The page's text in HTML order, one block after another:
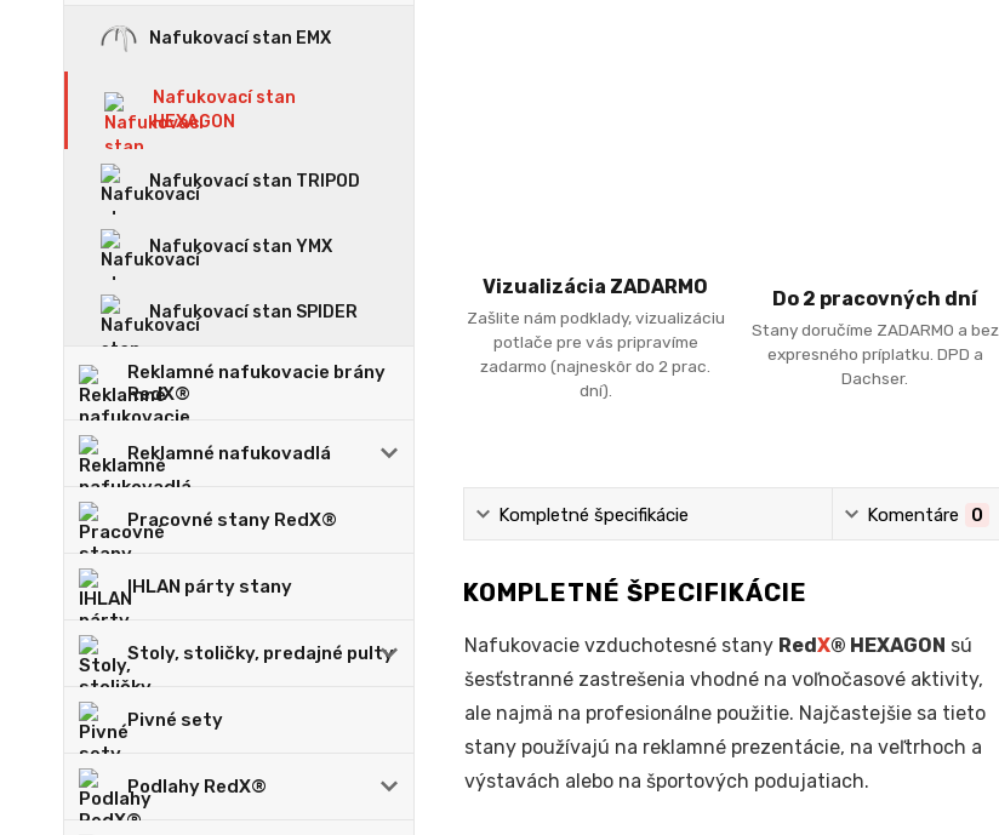
Nafukovací stan EMX
Nafukovací stan
HEXAGON
Nafukovací stan TRIPOD
Nafukovací stan YMX
Nafukovací stan SPIDER
Reklamné nafukovacie brány
RedX®
Reklamné nafukovadlá
Pracovné stany RedX®
IHLAN párty stany
Stoly, stoličky, predajné pulty
Pivné sety
Podlahy RedX®
Vizualizácia ZADARMO
Zašlite nám podklady, vizualizáciu
potlače pre vás pripravíme
zadarmo (najneskôr do 2 prac.
dní).
Do 2 pracovných dní
Stany doručíme ZADARMO a bez
expresného príplatku. DPD a
Dachser.
Kompletné špecifikácie Komentáre 0
KOMPLETNÉ ŠPECIFIKÁCIE
Nafukovacie vzduchotesné stany RedX® HEXAGON sú
šesťstranné zastrešenia vhodné na voľnočasové aktivity,
ale najmä na profesionálne použitie. Najčastejšie sa tieto
stany používajú na reklamné prezentácie, na veľtrhoch a
výstavách alebo na športových podujatiach.